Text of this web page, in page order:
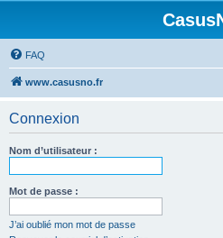
FAQ
www.casusno.fr
Connexion
Nom d’utilisateur :
Mot de passe :
J’ai oublié mon mot de passe